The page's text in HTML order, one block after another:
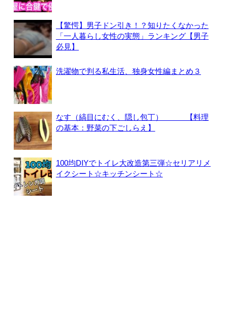
【驚愕】男子ドン引き！？知りたくなかった
「一人暮らし女性の実態」ランキング【男子
必見】
洗濯物で判る私生活、独身女性編まとめ３
なす（縞目にむく、隠し包丁） 【料理
の基本：野菜の下ごしらえ】
100均DIYでトイレ大改造第三弾☆セリアリメ
イクシート☆キッチンシート☆